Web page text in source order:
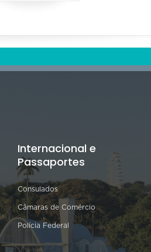
Internacional e
Passaportes
Consulados
Câmaras de Comércio
Polícia Federal